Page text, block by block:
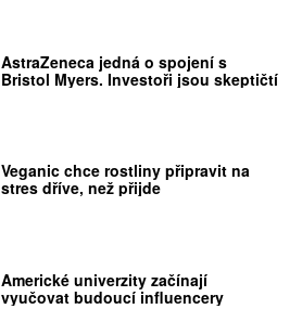
AstraZeneca jedná o spojení s
Bristol Myers. Investoři jsou skeptičtí
Veganic chce rostliny připravit na
stres dříve, než přijde
Americké univerzity začínají
vyučovat budoucí influencery